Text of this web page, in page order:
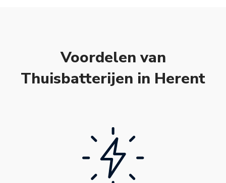
Voordelen van
Thuisbatterijen in Herent